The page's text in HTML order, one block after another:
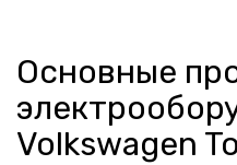
Основные
Volkswagen